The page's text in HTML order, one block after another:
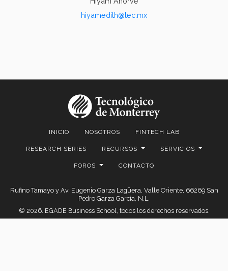
hiyamedith@tec.mx
INICIO NOSOTROS FINTECH LAB
RESEARCH SERIES RECURSOS SERVICIOS
FOROS CONTACTO
Rufino Tamayo y Av. Eugenio Garza Lagüera, Valle Oriente, 66269 San
Pedro Garza García, N.L.
© 2026. EGADE Business School, todos los derechos reservados.